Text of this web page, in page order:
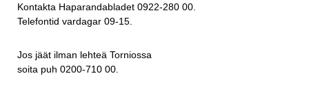
Kontakta Haparandabladet 0922-280 00.
Telefontid vardagar 09-15.
Jos jäät ilman lehteä Torniossa
soita puh 0200-710 00.